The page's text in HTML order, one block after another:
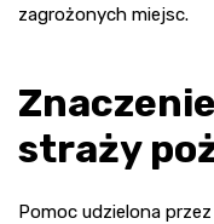
zagrożonych miejsc.
straży
Pomoc udzielona